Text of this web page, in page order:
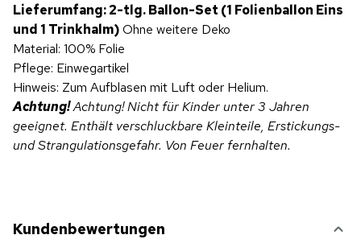
Lieferumfang: 2-tlg. Ballon-Set (1 Folienballon Eins
und 1 Trinkhalm)Ohne weitere Deko
Material: 100% Folie
Pflege: Einwegartikel
Hinweis: Zum Aufblasen mit Luft oder Helium.
Achtung!Achtung! Nicht für Kinder unter 3 Jahren
geeignet. Enthält verschluckbare Kleinteile, Erstickungs-
und Strangulationsgefahr. Von Feuer fernhalten.
Kundenbewertungen